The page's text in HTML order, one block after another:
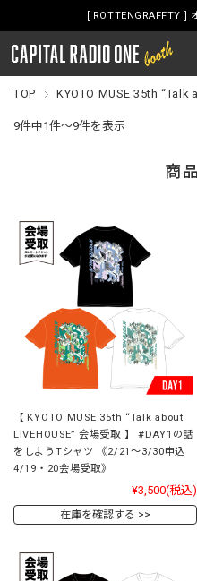
ィシャルグッズ販売中
TOP KYOTO MUSE 35th “Talk
9件中1件～9件を表示
商
【 KYOTO MUSE 35th “Talk about
LIVEHOUSE” 会場受取 】 #DAY1の話
をしようTシャツ 《2/21～3/30申込
4/19・20会場受取》
¥3,500(税込)
在庫を確認する